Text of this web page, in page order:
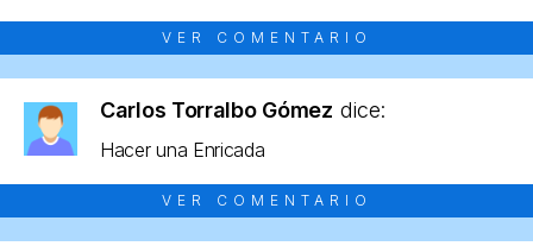
VER COMENTARIO
Carlos Torralbo Gómez dice:
Hacer una Enricada
VER COMENTARIO